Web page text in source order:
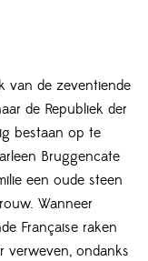
van de zeventiende
de Republiek der
bestaan op te
Bruggencate
een oude steen
Wanneer
Française raken
verweven, ondanks